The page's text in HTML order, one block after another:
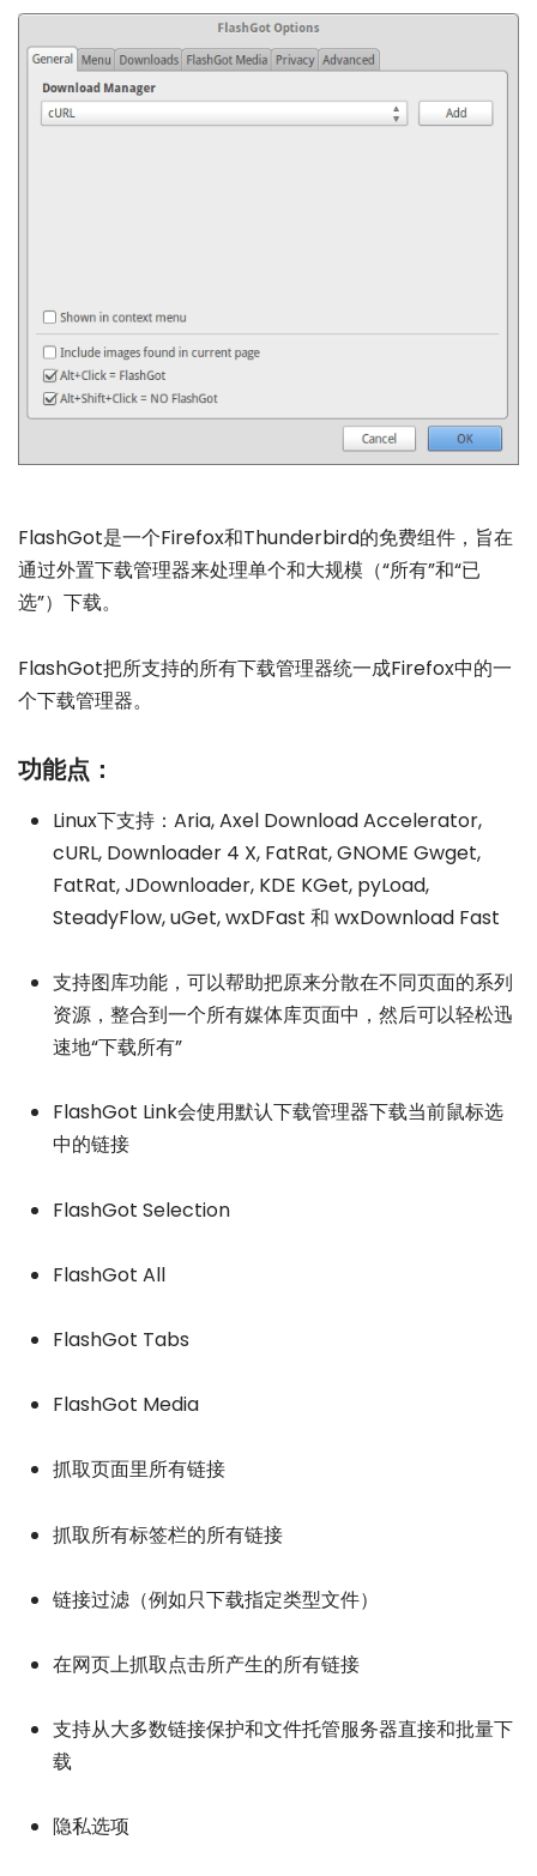
FlashGot是一个Firefox和Thunderbird的免费组件，旨在
通过外置下载管理器来处理单个和大规模（“所有”和“已
选”）下载。
FlashGot把所支持的所有下载管理器统一成Firefox中的一
个下载管理器。
功能点：
Linux下支持：Aria, Axel Download Accelerator,
cURL, Downloader 4 X, FatRat, GNOME Gwget,
FatRat, JDownloader, KDE KGet, pyLoad,
SteadyFlow, uGet, wxDFast 和 wxDownload Fast
支持图库功能，可以帮助把原来分散在不同页面的系列
资源，整合到一个所有媒体库页面中，然后可以轻松迅
速地“下载所有”
FlashGot Link会使用默认下载管理器下载当前鼠标选
中的链接
FlashGot Selection
FlashGot All
FlashGot Tabs
FlashGot Media
抓取页面里所有链接
抓取所有标签栏的所有链接
链接过滤（例如只下载指定类型文件）
在网页上抓取点击所产生的所有链接
支持从大多数链接保护和文件托管服务器直接和批量下
载
隐私选项